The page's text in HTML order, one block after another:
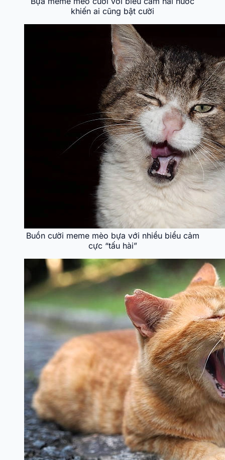
khiến ai cũng bật cười
Buồn cười meme mèo bựa với nhiều biểu cảm
cực “tấu hài”